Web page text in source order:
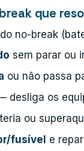
que
do no-break
sem parar ou
ou não passa
desliga os
ou
fusível e